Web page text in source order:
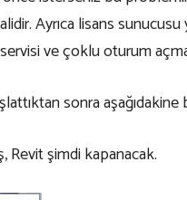
Ayrıca lisans
ve çoklu oturum
sonra
Revit şimdi kapanacak.